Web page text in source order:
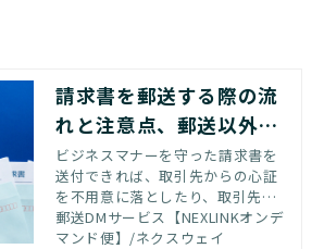
請求書を郵送する際の流
れと注意点、郵送以外の
送付方法は？
ビジネスマナーを守った請求書を
送付できれば、取引先からの心証
を不用意に落としたり、取引先・
自社の経理処理のトラブルが発生
したりを防げます。この記事で
郵送DMサービス【NEXLINKオンデ
マンド便】/ネクスウェイ